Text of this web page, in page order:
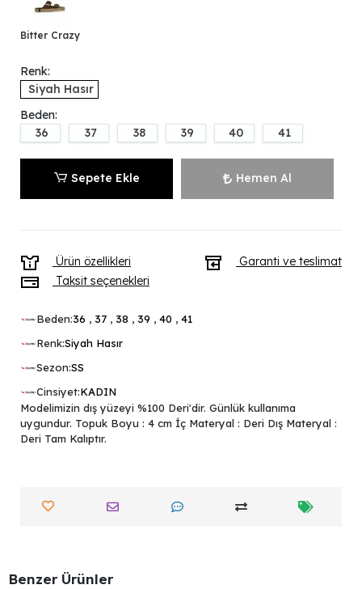
Bitter Crazy
Renk:
Siyah Hasır
Beden:
36
37 38 39 40 41
Sepete Ekle Hemen Al
Ürün özellikleri
Garanti ve teslimat
Taksit seçenekleri
Beden:36 , 37 , 38 , 39 , 40 , 41
Renk:Siyah Hasır
Sezon:SS
Cinsiyet:KADIN
Modelimizin dış yüzeyi %100 Deri'dir. Günlük kullanıma
uygundur. Topuk Boyu : 4 cm İç Materyal : Deri Dış Materyal :
Deri Tam Kalıptır.
Benzer Ürünler